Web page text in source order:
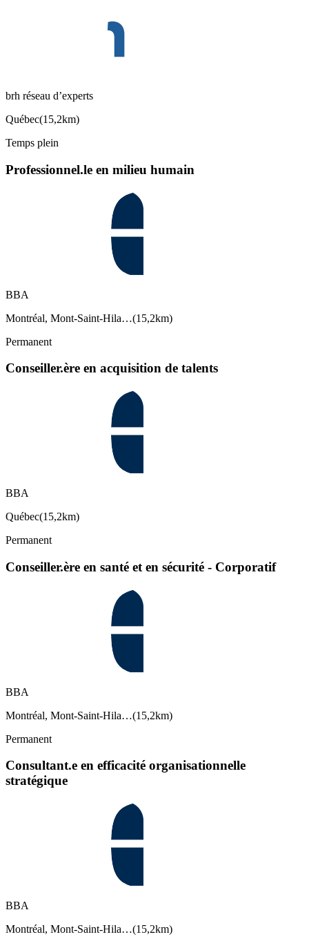
brh réseau d’experts
Québec(15,2km)
Temps plein
Professionnel.le en milieu humain
BBA
Montréal, Mont-Saint-Hila…(15,2km)
Permanent
Conseiller.ère en acquisition de talents
BBA
Québec(15,2km)
Permanent
Conseiller.ère en santé et en sécurité - Corporatif
BBA
Montréal, Mont-Saint-Hila…(15,2km)
Permanent
Consultant.e en efficacité organisationnelle
stratégique
BBA
Montréal, Mont-Saint-Hila…(15,2km)